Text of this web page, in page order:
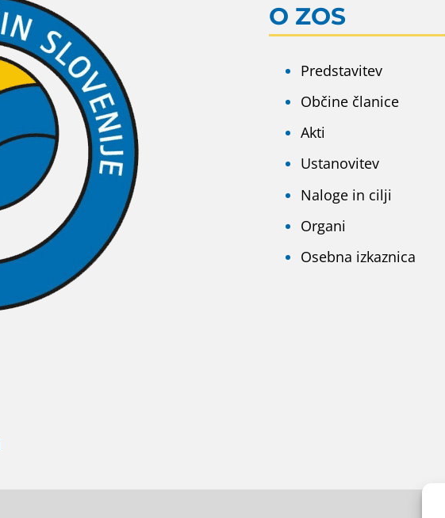
O ZOS
Predstavitev
Občine članice
Akti
Ustanovitev
Naloge in cilji
Organi
Osebna izkaznica